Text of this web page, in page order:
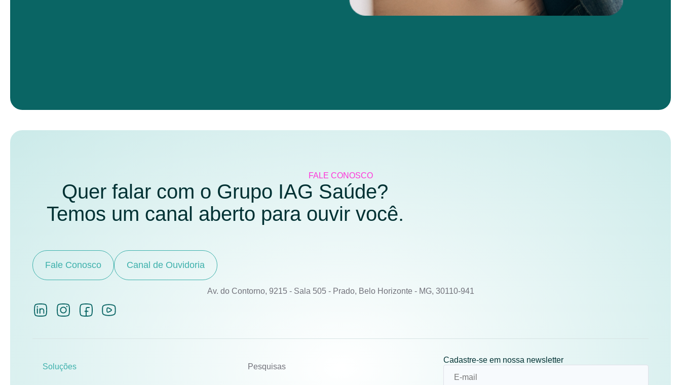
FALE CONOSCO
Quer falar com o Grupo IAG Saúde?
Temos um canal aberto para ouvir você.
Fale Conosco Canal de Ouvidoria
Av. do Contorno, 9215 - Sala 505 - Prado, Belo Horizonte - MG, 30110-941
Soluções Pesquisas
Cadastre-se em nossa newsletter